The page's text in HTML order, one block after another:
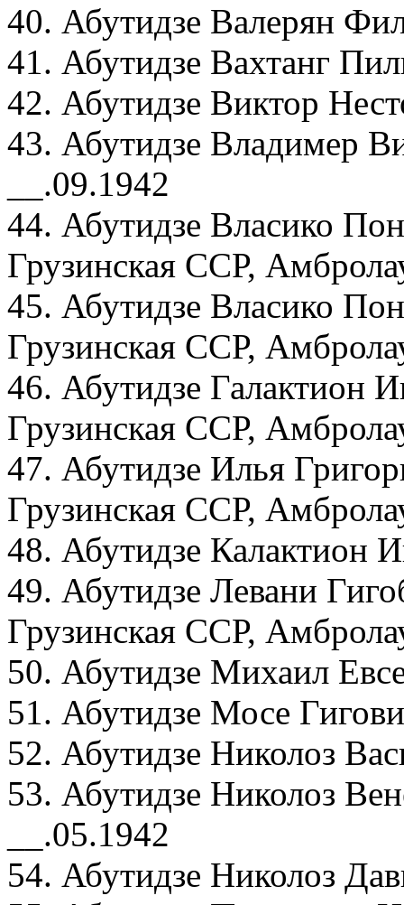
40. Абутидзе Валерян
41. Абутидзе Вахтанг
42. Абутидзе Виктор
43. Абутидзе Владимер
__.09.1942
44. Абутидзе Власико
Грузинская ССР,
45. Абутидзе Власико
Грузинская ССР,
46. Абутидзе Галактион
Грузинская ССР,
47. Абутидзе Илья
Грузинская ССР,
48. Абутидзе Калактион
49. Абутидзе Левани
Грузинская ССР,
50. Абутидзе Михаил
51. Абутидзе Мосе
52. Абутидзе Николоз
53. Абутидзе Николоз
__.05.1942
54. Абутидзе Николоз